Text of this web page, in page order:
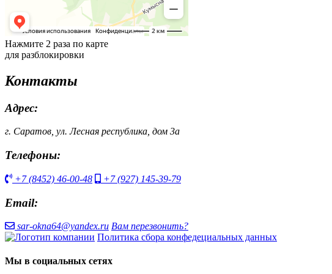
Нажмите 2 раза по карте
для разблокировки
Контакты
Адрес:
г. Саратов, ул. Лесная республика, дом 3а
Телефоны:
+7 (8452) 46-00-48 +7 (927) 145-39-79
Email:
sar-okna64@yandex.ru Вам перезвонить?
Политика сбора конфедециальных данных
Мы в социальных сетях